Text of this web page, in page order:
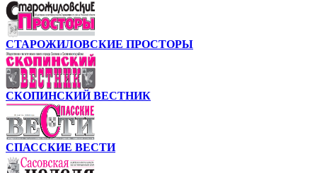
СТАРОЖИЛОВСКИЕ ПРОСТОРЫ
СКОПИНСКИЙ ВЕСТНИК
СПАССКИЕ ВЕСТИ